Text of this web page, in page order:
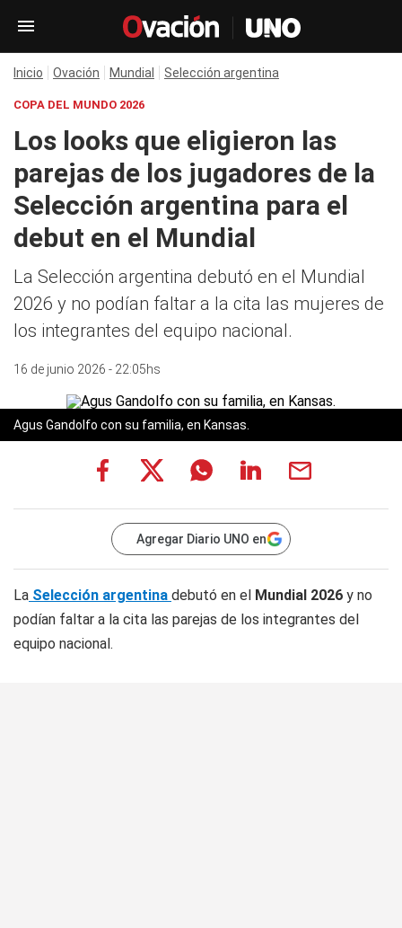
Inicio Ovación Mundial Selección argentina
COPA DEL MUNDO 2026
Los looks que eligieron las
parejas de los jugadores de la
Selección argentina para el
debut en el Mundial
La Selección argentina debutó en el Mundial
2026 y no podían faltar a la cita las mujeres de
los integrantes del equipo nacional.
16 de junio 2026 - 22:05hs
Agus Gandolfo con su familia, en Kansas.
Agregar Diario UNO en
La Selección argentina debutó en el Mundial 2026 y no
podían faltar a la cita las parejas de los integrantes del
equipo nacional.